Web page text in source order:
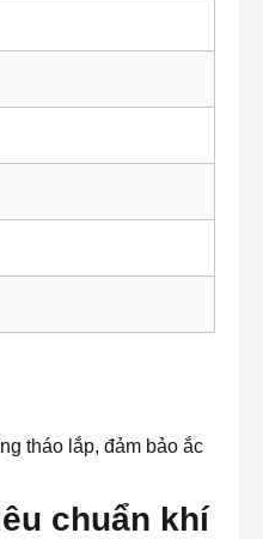
tháo lắp, đảm bảo ắc
chuẩn khí